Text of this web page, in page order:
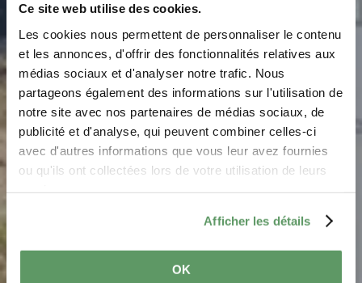
Ce site web utilise des cookies.
Les cookies nous permettent de personnaliser le contenu
et les annonces, d'offrir des fonctionnalités relatives aux
médias sociaux et d'analyser notre trafic. Nous
partageons également des informations sur l'utilisation de
notre site avec nos partenaires de médias sociaux, de
publicité et d'analyse, qui peuvent combiner celles-ci
avec d'autres informations que vous leur avez fournies
ou qu'ils ont collectées lors de votre utilisation de leurs
Afficher les détails
OK
Station de réparation
pour vélos Camping du
Barrage Rosport
Où? Rue du Camping 1, 6580 Rosport